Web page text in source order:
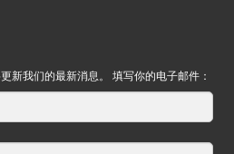
新我们的最新消息。 填写你的电子邮件：